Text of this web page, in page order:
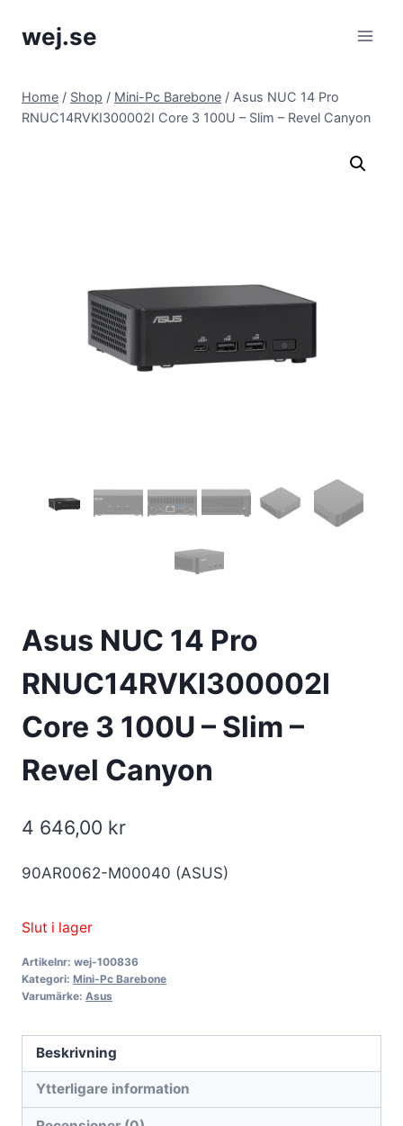
wej.se
Home / Shop / Mini-Pc Barebone / Asus NUC 14 Pro
RNUC14RVKI300002I Core 3 100U – Slim – Revel Canyon
Asus NUC 14 Pro
RNUC14RVKI300002I
Core 3 100U – Slim –
Revel Canyon
4 646,00 kr
90AR0062-M00040 (ASUS)
Slut i lager
Artikelnr: wej-100836
Kategori: Mini-Pc Barebone
Varumärke: Asus
Beskrivning
Ytterligare information